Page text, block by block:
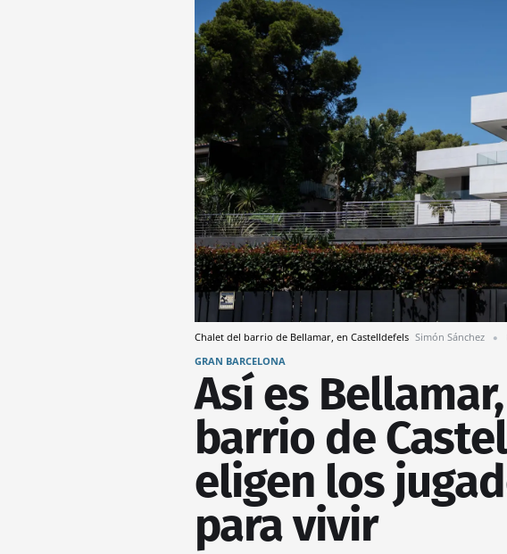
Chalet del barrio de Bellamar, en Castelldefels Simón Sánchez
GRAN BARCELONA
Así es
barrio de
eligen los
para vivir